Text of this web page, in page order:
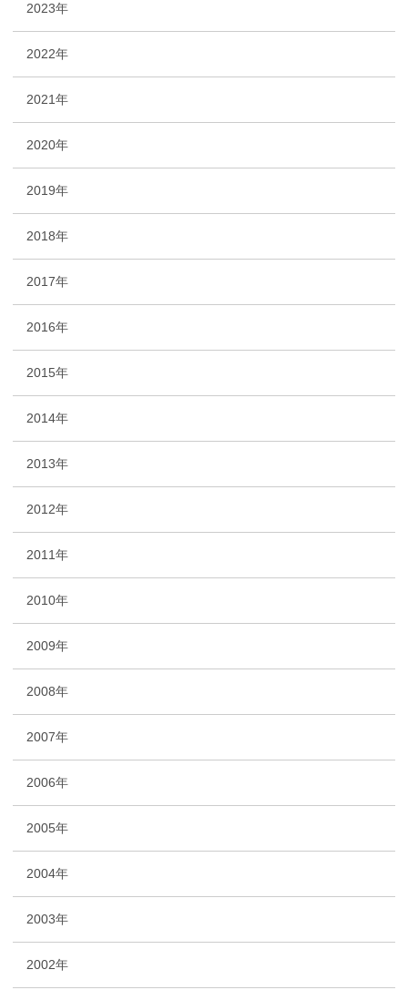
2023年
2022年
2021年
2020年
2019年
2018年
2017年
2016年
2015年
2014年
2013年
2012年
2011年
2010年
2009年
2008年
2007年
2006年
2005年
2004年
2003年
2002年